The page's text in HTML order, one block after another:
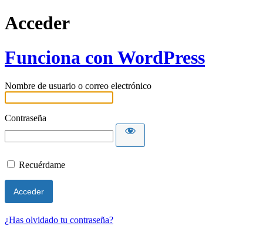
Acceder
Funciona con WordPress
Nombre de usuario o correo electrónico
Contraseña
Recuérdame
¿Has olvidado tu contraseña?